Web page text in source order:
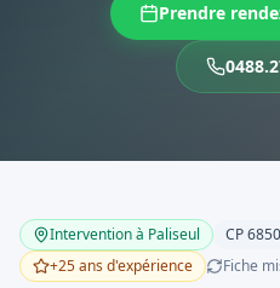
Prendre
Intervention à Paliseul CP6850
+25 ans d'expérience
Fiche